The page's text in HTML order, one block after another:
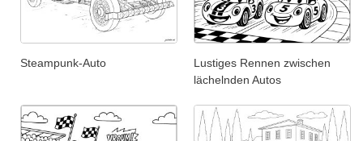
Steampunk-Auto
Lustiges Rennen zwischen
lächelnden Autos